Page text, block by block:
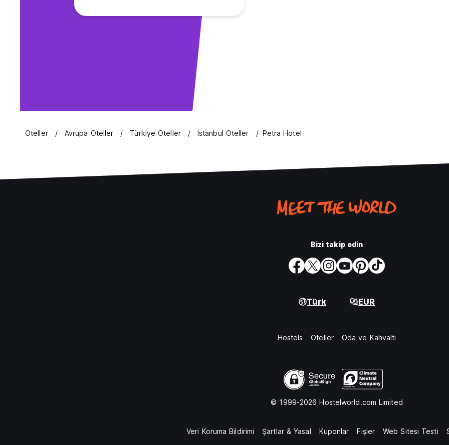
Oteller Avrupa Oteller Türkiye Oteller Istanbul Oteller Petra Hotel
Bizi takip edin
Türk EUR
Hostels Oteller Oda ve Kahvaltı
© 1999-2026 Hostelworld.com Limited
Veri Koruma Bildirimi Şartlar & Yasal Kuponlar Fişler Web Sitesi Testi